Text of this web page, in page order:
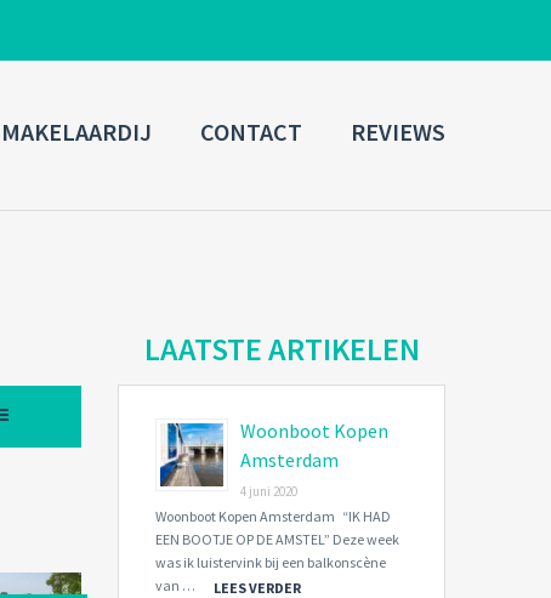
Username
Connect with:
Forgot
password? SIGN IN
Remember me
MAKELAARDIJ CONTACT REVIEWS
LAATSTE ARTIKELEN
Woonboot Kopen
Amsterdam
4 juni 2020
Woonboot Kopen Amsterdam “IK HAD
EEN BOOTJE OP DE AMSTEL” Deze week
was ik luistervink bij een balkonscène
van …
LEES VERDER